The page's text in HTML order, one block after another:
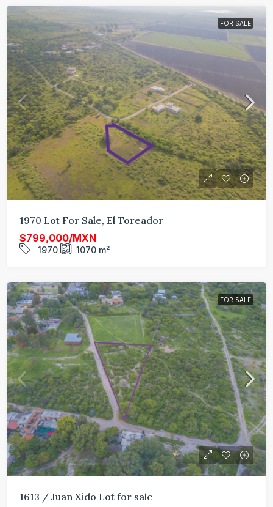
FOR SALE
1970 Lot For Sale, El Toreador
$799,000/MXN
1970 1070 m²
FOR SALE
1613 / Juan Xido Lot for sale